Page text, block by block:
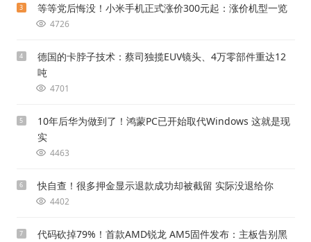
3 等等党后悔没！小米手机正式涨价300元起：涨价机型一览
4726
4
德国的卡脖子技术：蔡司独揽EUV镜头、4万零部件重达12
吨
4701
5
10年后华为做到了！鸿蒙PC已开始取代Windows 这就是现
实
4463
6 快自查！很多押金显示退款成功却被截留 实际没退给你
4402
7
代码砍掉79%！首款AMD锐龙 AM5固件发布：主板告别黑